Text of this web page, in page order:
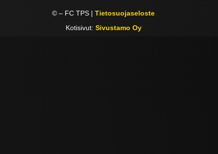
©– FC TPS |Tietosuojaseloste
Kotisivut: Sivustamo Oy